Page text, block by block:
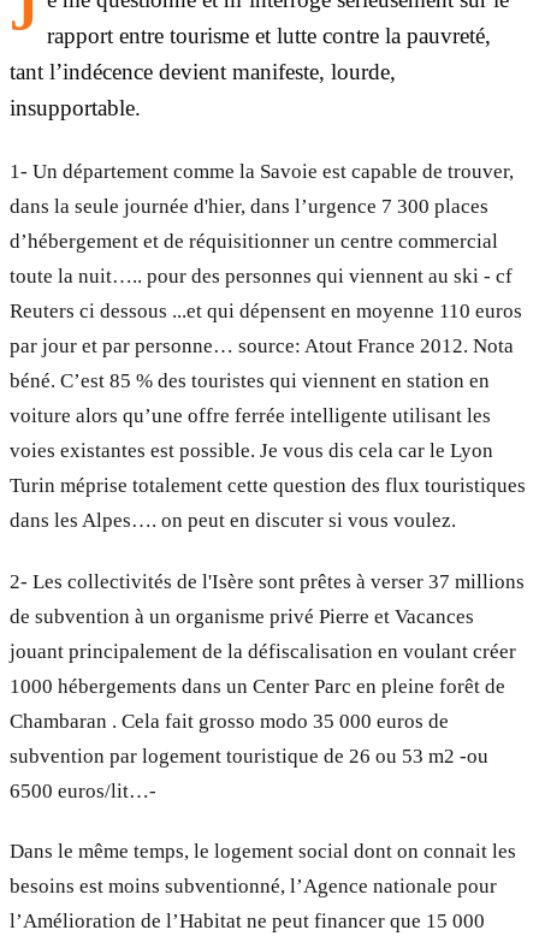
rapport entre tourisme et lutte contre la pauvreté,
tant l’indécence devient manifeste, lourde,
insupportable.
1- Un département comme la Savoie est capable de trouver,
dans la seule journée d'hier, dans l’urgence 7 300 places
d’hébergement et de réquisitionner un centre commercial
toute la nuit….. pour des personnes qui viennent au ski - cf
Reuters ci dessous ...et qui dépensent en moyenne 110 euros
par jour et par personne… source: Atout France 2012. Nota
béné. C’est 85 % des touristes qui viennent en station en
voiture alors qu’une offre ferrée intelligente utilisant les
voies existantes est possible. Je vous dis cela car le Lyon
Turin méprise totalement cette question des flux touristiques
dans les Alpes…. on peut en discuter si vous voulez.
2- Les collectivités de l'Isère sont prêtes à verser 37 millions
de subvention à un organisme privé Pierre et Vacances
jouant principalement de la défiscalisation en voulant créer
1000 hébergements dans un Center Parc en pleine forêt de
Chambaran . Cela fait grosso modo 35 000 euros de
subvention par logement touristique de 26 ou 53 m2 -ou
6500 euros/lit…-
Dans le même temps, le logement social dont on connait les
besoins est moins subventionné, l’Agence nationale pour
l’Amélioration de l’Habitat ne peut financer que 15 000